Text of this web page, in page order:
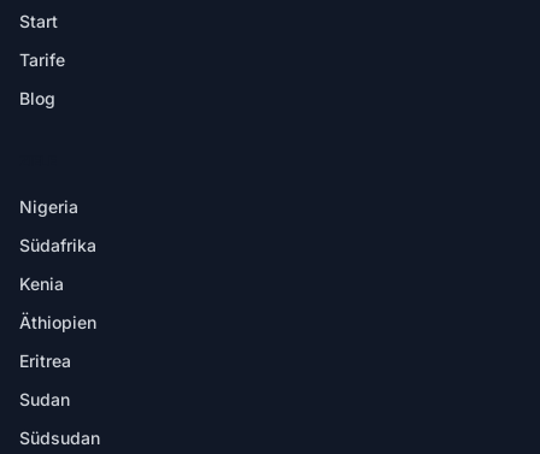
Start
Tarife
Blog
Nigeria
Südafrika
Kenia
Äthiopien
Eritrea
Sudan
Südsudan